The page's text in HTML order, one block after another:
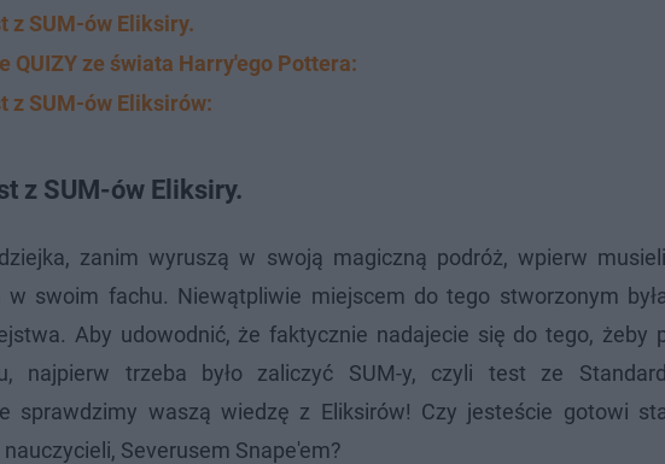
z SUM-ów Eliksiry.
QUIZY ze świata Harry'ego Pottera:
z SUM-ów Eliksirów:
z SUM-ów Eliksiry.
zanim wyruszą w swoją magiczną podróż, wpierw
w swoim fachu. Niewątpliwie miejscem do tego stworzonym
Aby udowodnić, że faktycznie nadajecie się do tego, żeby
najpierw trzeba było zaliczyć SUM-y, czyli test ze
sprawdzimy waszą wiedzę z Eliksirów! Czy jesteście gotowi
Severusem Snape'em?